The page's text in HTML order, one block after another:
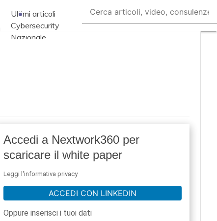
Linkedin
Email
Ultimi articoli
Cybersecurity
Nazionale
Cultura cyber
analisi Cyber
sicurezza e privacy
Chi siamo
Accedi a Nextwork360 per
scaricare il white paper
Leggi l'informativa privacy
ACCEDI CON LINKEDIN
Oppure inserisci i tuoi dati